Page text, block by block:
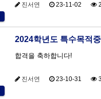
진서연 23-11-02
2024학년도 특수목적
합격을 축하합니다!
진서연 23-10-31